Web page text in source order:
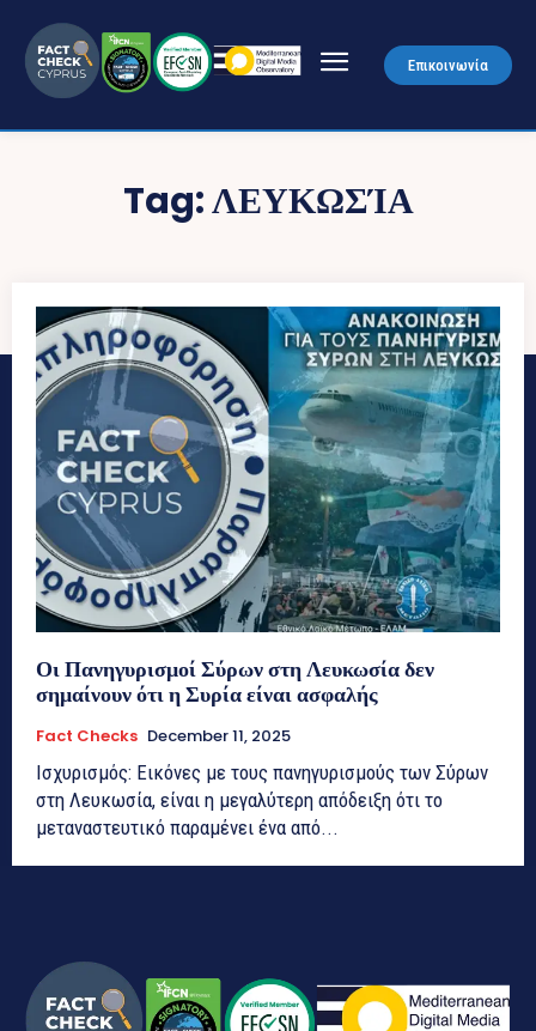
Επικοινωνία
Tag:ΛΕΥΚΩΣΊΑ
Οι Πανηγυρισμοί Σύρων στη Λευκωσία δεν
σημαίνουν ότι η Συρία είναι ασφαλής
Fact Checks December 11, 2025
Ισχυρισμός: Εικόνες με τους πανηγυρισμούς των Σύρων
στη Λευκωσία, είναι η μεγαλύτερη απόδειξη ότι το
μεταναστευτικό παραμένει ένα από...